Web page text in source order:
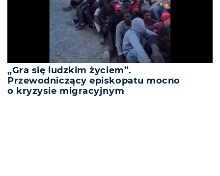
„Gra się ludzkim życiem”.
Przewodniczący episkopatu mocno
o kryzysie migracyjnym